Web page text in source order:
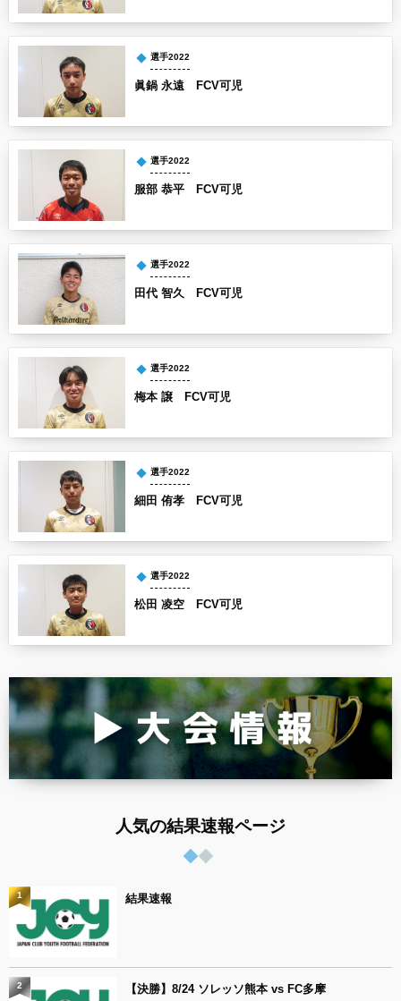
選手2022
眞鍋 永遠 FCV可児
選手2022
服部 恭平 FCV可児
選手2022
田代 智久 FCV可児
選手2022
梅本 譲 FCV可児
選手2022
細田 侑孝 FCV可児
選手2022
松田 凌空 FCV可児
人気の結果速報ページ
結果速報
1
【決勝】8/24 ソレッソ熊本 vs FC多摩
2